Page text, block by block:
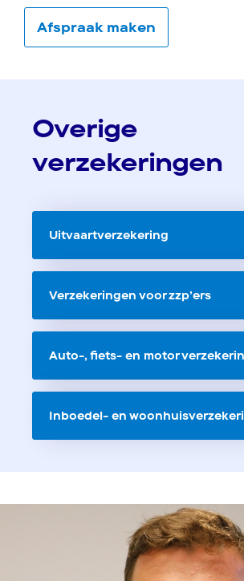
Afspraak maken
Overige
verzekeringen
Uitvaartverzekering
Verzekeringen voor zzp’ers
Auto-, fiets- en motor
Inboedel- en